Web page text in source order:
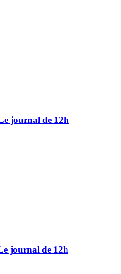
journal de 12h
journal de 12h